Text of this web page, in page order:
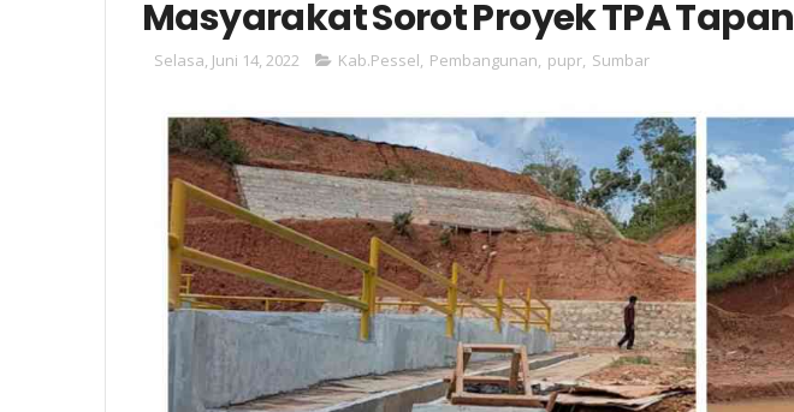
Masyarakat Sorot Proyek TPA Tapan
Selasa, Juni 14, 2022 Kab.Pessel, Pembangunan, pupr, Sumbar